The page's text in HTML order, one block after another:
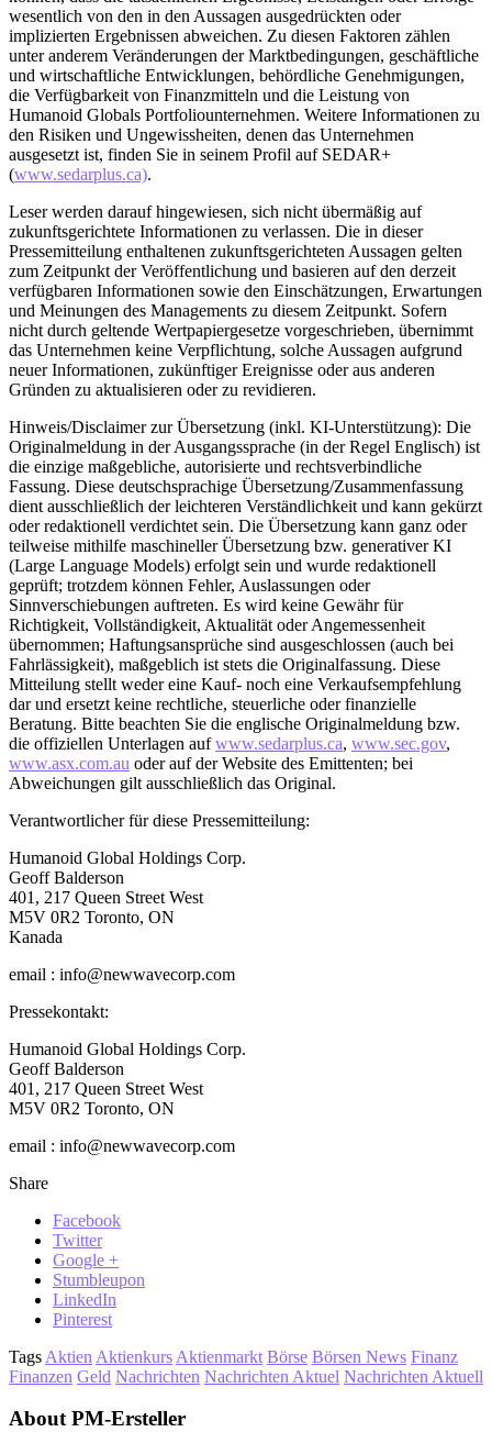
wesentlich von den in den Aussagen ausgedrückten oder
implizierten Ergebnissen abweichen. Zu diesen Faktoren zählen
unter anderem Veränderungen der Marktbedingungen, geschäftliche
und wirtschaftliche Entwicklungen, behördliche Genehmigungen,
die Verfügbarkeit von Finanzmitteln und die Leistung von
Humanoid Globals Portfoliounternehmen. Weitere Informationen zu
den Risiken und Ungewissheiten, denen das Unternehmen
ausgesetzt ist, finden Sie in seinem Profil auf SEDAR+
(www.sedarplus.ca).
Leser werden darauf hingewiesen, sich nicht übermäßig auf
zukunftsgerichtete Informationen zu verlassen. Die in dieser
Pressemitteilung enthaltenen zukunftsgerichteten Aussagen gelten
zum Zeitpunkt der Veröffentlichung und basieren auf den derzeit
verfügbaren Informationen sowie den Einschätzungen, Erwartungen
und Meinungen des Managements zu diesem Zeitpunkt. Sofern
nicht durch geltende Wertpapiergesetze vorgeschrieben, übernimmt
das Unternehmen keine Verpflichtung, solche Aussagen aufgrund
neuer Informationen, zukünftiger Ereignisse oder aus anderen
Gründen zu aktualisieren oder zu revidieren.
Hinweis/Disclaimer zur Übersetzung (inkl. KI-Unterstützung): Die
Originalmeldung in der Ausgangssprache (in der Regel Englisch) ist
die einzige maßgebliche, autorisierte und rechtsverbindliche
Fassung. Diese deutschsprachige Übersetzung/Zusammenfassung
dient ausschließlich der leichteren Verständlichkeit und kann gekürzt
oder redaktionell verdichtet sein. Die Übersetzung kann ganz oder
teilweise mithilfe maschineller Übersetzung bzw. generativer KI
(Large Language Models) erfolgt sein und wurde redaktionell
geprüft; trotzdem können Fehler, Auslassungen oder
Sinnverschiebungen auftreten. Es wird keine Gewähr für
Richtigkeit, Vollständigkeit, Aktualität oder Angemessenheit
übernommen; Haftungsansprüche sind ausgeschlossen (auch bei
Fahrlässigkeit), maßgeblich ist stets die Originalfassung. Diese
Mitteilung stellt weder eine Kauf- noch eine Verkaufsempfehlung
dar und ersetzt keine rechtliche, steuerliche oder finanzielle
Beratung. Bitte beachten Sie die englische Originalmeldung bzw.
die offiziellen Unterlagen aufwww.sedarplus.ca, www.sec.gov,
www.asx.com.au oder auf der Website des Emittenten; bei
Abweichungen gilt ausschließlich das Original.
Verantwortlicher für diese Pressemitteilung:
Humanoid Global Holdings Corp.
Geoff Balderson
401, 217 Queen Street West
M5V 0R2 Toronto, ON
Kanada
email : info@newwavecorp.com
Pressekontakt:
Humanoid Global Holdings Corp.
Geoff Balderson
401, 217 Queen Street West
M5V 0R2 Toronto, ON
email : info@newwavecorp.com
Share
Facebook
Twitter
Google +
Stumbleupon
LinkedIn
Pinterest
Tags Aktien Aktienkurs Aktienmarkt Börse Börsen News Finanz
Finanzen Geld Nachrichten Nachrichten Aktuel Nachrichten Aktuell
About PM-Ersteller